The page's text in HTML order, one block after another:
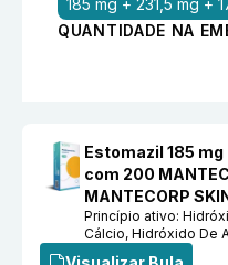
185 mg + 231,5 mg +
QUANTIDADE NA
Estomazil 185 mg
com 200
MANTECORP
Princípio ativo:
Cálcio, Hidróxido De